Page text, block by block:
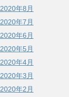
2020年8月
2020年7月
2020年6月
2020年5月
2020年4月
2020年3月
2020年2月